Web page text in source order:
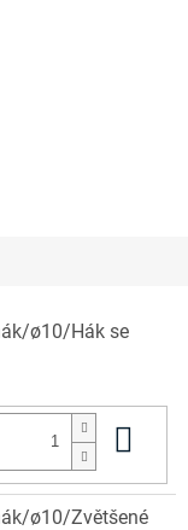
ø10/Hák se
ø10/Zvětšené